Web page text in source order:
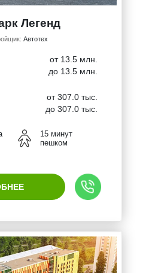
Легенд
Автотех
от 13.5 млн.
до 13.5 млн.
от 307.0 тыс.
до 307.0 тыс.
15 минут
пешком